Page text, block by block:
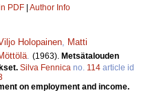
PDF | Author Info
Holopainen
Matti
(1963). Metsätalouden
Silva Fennica no. 114 article id
on employment and income.